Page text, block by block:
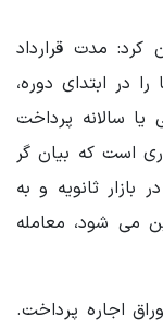
کرد:‌ مدت قرارداد
در ابتدای دوره،
یا سالانه پرداخت
است که بیان گر
ثانویه و به
می شود، معامله
اجاره پرداخت.